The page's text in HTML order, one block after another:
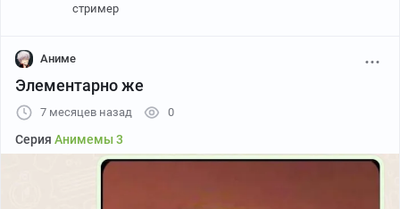
стример
Аниме
Элементарно же
7 месяцев назад 0
Серия Анимемы 3